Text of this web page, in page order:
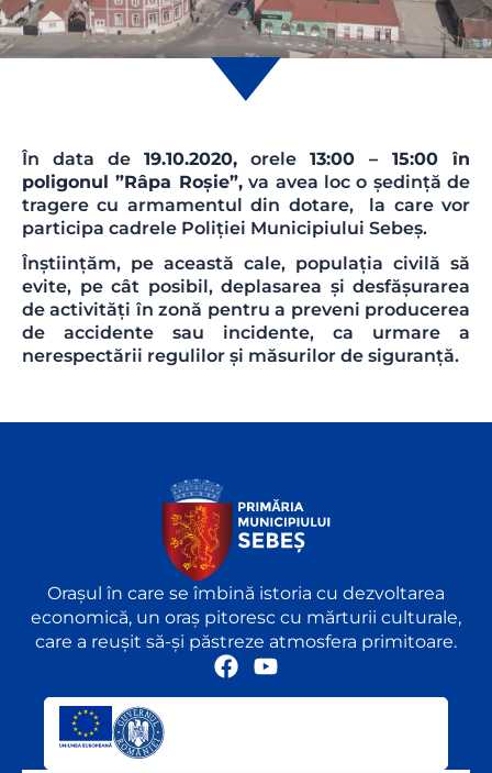
În data de 19.10.2020,orele13:00 – 15:00 în
poligonul ”Râpa Roșie”,va avea loc o ședință de
tragere cu armamentul din dotare, la care vor
participa cadrele Poliției Municipiului Sebeș.
Înştiinţăm, pe această cale, populaţia civilă să
evite, pe cât posibil, deplasarea şi desfăşurarea
de activităţi în zonă pentru a preveni producerea
de accidente sau incidente, ca urmare a
nerespectării regulilor şi măsurilor de siguranţă.
Orașul în care se îmbină istoria cu dezvoltarea
economică, un oraș pitoresc cu mărturii culturale,
care a reușit să-și păstreze atmosfera primitoare.
F
a
Y
o